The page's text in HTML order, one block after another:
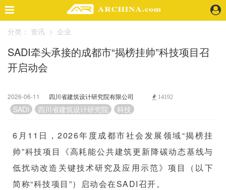
精选案例
建 筑
景 观
视 频
业 界
机 构
人 物
地 产
分类： 资讯 > 企业
SADI牵头承接的成都市“揭榜挂帅”科技项目召
开启动会
2026-06-11 四川省建筑设计研究院有限公司 14192
SADI 四川省建筑设计研究院 科技
6月11日，2026年度成都市社会发展领域“揭榜挂
帅”科技项目《高耗能公共建筑更新降碳动态基线与
低扰动改造关键技术研究及应用示范》项目（以下
简称“科技项目”）启动会在SADI召开。